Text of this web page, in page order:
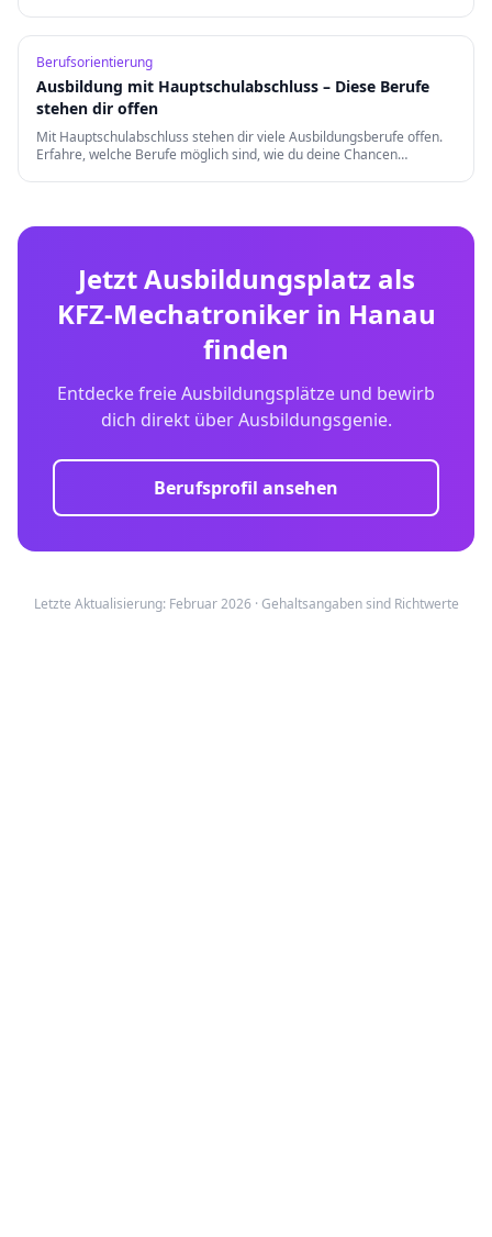
Berufsorientierung
Ausbildung mit Hauptschulabschluss – Diese Berufe
stehen dir offen
Mit Hauptschulabschluss stehen dir viele Ausbildungsberufe offen.
Erfahre, welche Berufe möglich sind, wie du deine Chancen
Jetzt Ausbildungsplatz als
KFZ-Mechatronikerin Hanau
finden
Entdecke freie Ausbildungsplätze und bewirb
dich direkt über Ausbildungsgenie.
Berufsprofil ansehen
Letzte Aktualisierung: Februar 2026 · Gehaltsangaben sind Richtwerte